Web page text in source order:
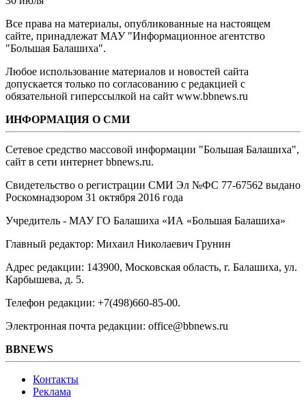
Все права на материалы, опубликованные на настоящем
сайте, принадлежат МАУ "Информационное агентство
"Большая Балашиха".
Любое использование материалов и новостей сайта
допускается только по согласованию с редакцией с
обязательной гиперссылкой на сайт www.bbnews.ru
ИНФОРМАЦИЯ О СМИ
Сетевое средство массовой информации "Большая Балашиха",
сайт в сети интернет bbnews.ru.
Свидетельство о регистрации СМИ Эл №ФС ‎77-67562 выдано
Роскомнадзором 31 октября 2016 года
Учредитель - МАУ ГО Балашиха «ИА «Большая Балашиха»
Главный редактор: Михаил Николаевич Грунин
Адрес редакции: 143900, Московская область, г. Балашиха, ул.
Карбышева, д. 5.
Телефон редакции: +7(498)660-85-00.
Электронная почта редакции: office@bbnews.ru
BBNEWS
Контакты
Реклама